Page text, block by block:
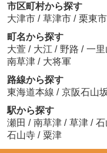
市区町村から探す
大津市 / 草津市 / 栗東市
町名から探す
大萱 / 大江 / 野路 / 一里
南草津 / 大将軍
路線から探す
東海道本線 / 京阪石山
駅から探す
瀬田 / 南草津 / 草津 / 石
石山寺 / 粟津